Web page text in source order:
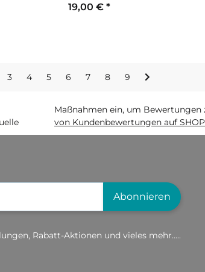
19,00 € *
3 4 5 6 7 8 9
Maßnahmen ein, um Bewertungen
von Kundenbewertungen auf
Abonnieren
Rabatt-Aktionen und vieles mehr.....